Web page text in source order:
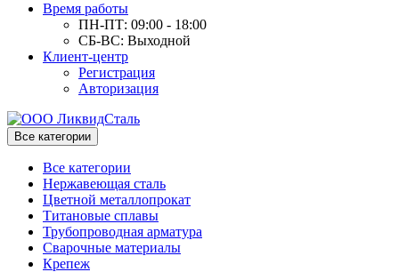
Время работы
ПН-ПТ: 09:00 - 18:00
СБ-ВС: Выходной
Клиент-центр
Регистрация
Авторизация
Все категории
Все категории
Нержавеющая сталь
Цветной металлопрокат
Титановые сплавы
Трубопроводная арматура
Сварочные материалы
Крепеж